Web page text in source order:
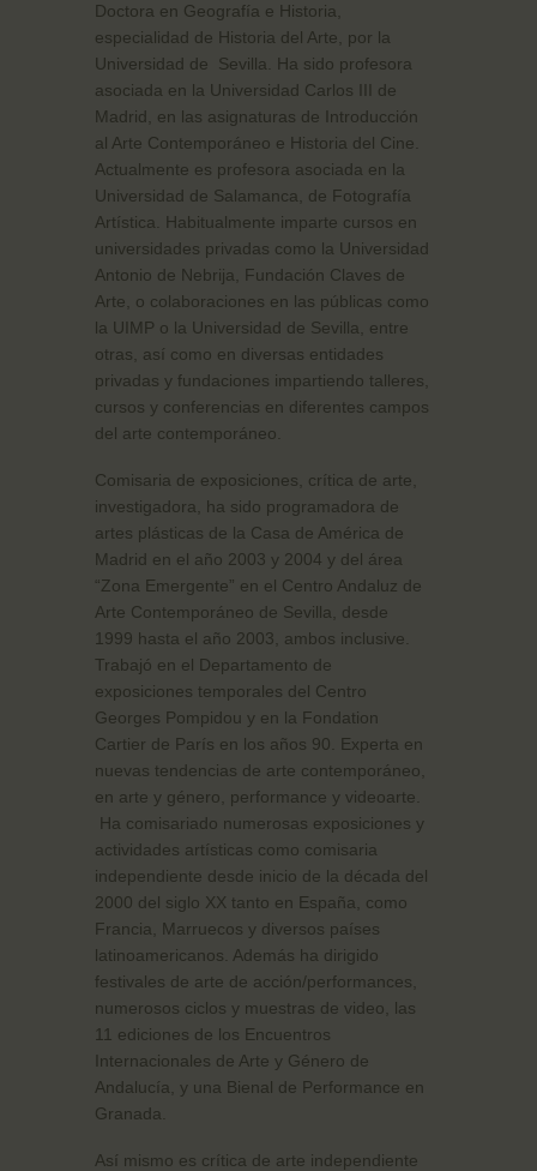
Doctora en Geografía e Historia,
especialidad de Historia del Arte, por la
Universidad de
Sevilla. Ha sido profesora
asociada en la Universidad Carlos III de
Madrid, en las asignaturas de Introducción
al Arte Contemporáneo e Historia del Cine.
Actualmente es profesora asociada en la
Universidad de Salamanca, de Fotografía
Artística. Habitualmente imparte cursos en
universidades privadas como la Universidad
Antonio de Nebrija, Fundación Claves de
Arte, o colaboraciones en las públicas como
la UIMP o la Universidad de Sevilla, entre
otras, así como en diversas entidades
privadas y fundaciones impartiendo talleres,
cursos y conferencias en diferentes campos
del arte contemporáneo.
Comisaria de exposiciones, crítica de arte,
investigadora, ha sido programadora de
artes plásticas de la Casa de América de
Madrid en el año 2003 y 2004 y del área
“Zona Emergente” en el Centro Andaluz de
Arte Contemporáneo de Sevilla, desde
1999 hasta el año 2003, ambos inclusive.
Trabajó en el Departamento de
exposiciones temporales del Centro
Georges Pompidou y en la Fondation
Cartier de París en los años 90. Experta en
nuevas tendencias de arte contemporáneo,
en arte y género, performance y videoarte.
Ha comisariado numerosas exposiciones y
actividades artísticas como comisaria
independiente desde inicio de la década del
2000 del siglo XX tanto en España, como
Francia, Marruecos y diversos países
latinoamericanos. Además ha dirigido
festivales de arte de acción/performances,
numerosos ciclos y muestras de video, las
11 ediciones de los Encuentros
Internacionales de Arte y Género de
Andalucía, y una Bienal de Performance en
Granada.
Así mismo es crítica de arte independiente